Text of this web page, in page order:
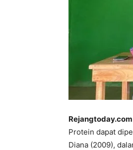
Rejangtoday.com
Protein dapat
Diana (2009),